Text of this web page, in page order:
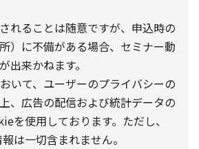
れることは随意ですが、申込時の
）に不備がある場合、セミナー動
出来かねます。
いて、ユーザーのプライバシーの
、広告の配信および統計データの
を使用しております。ただし、
は一切含まれません。